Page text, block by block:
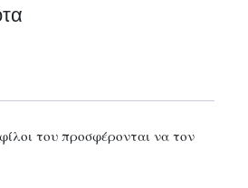
του προσφέρονται να τον